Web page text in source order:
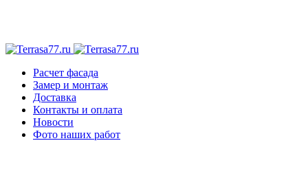
Расчет фасада
Замер и монтаж
Доставка
Контакты и оплата
Новости
Фото наших работ